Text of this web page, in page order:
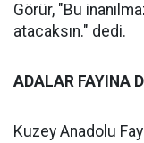
Görür, "Bu
atacaksın." dedi.
ADALAR FAYINA
Kuzey Anadolu